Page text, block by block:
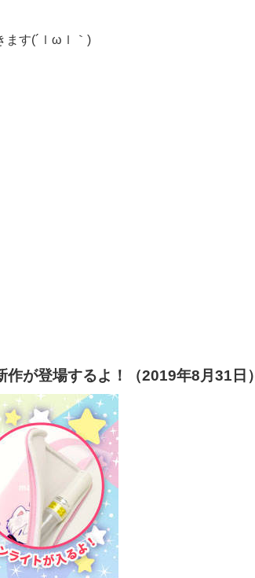
ます(´ｌωｌ｀)
が登場するよ！（2019年8月31日）